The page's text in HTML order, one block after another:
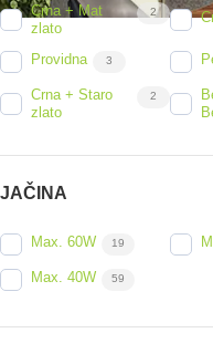
Crna + Mat
zlato
2
Providna 3
Crna + Staro
zlato
2
Crna+Dim
JAČINA
Max. 60W 19
Max. 40W 59